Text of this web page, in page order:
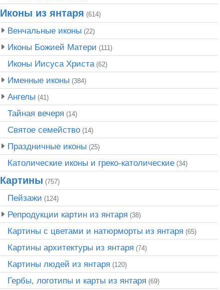
Иконы из янтаря (614)
Венчальные иконы (22)
Иконы Божией Матери (111)
Иконы Иисуса Христа(62)
Именные иконы (384)
Ангелы (41)
Тайная вечеря (14)
Святое семейство(14)
Праздничные иконы (25)
Католические иконы и греко-католические(34)
Картины (757)
Пейзажи (124)
Репродукции картин из янтаря (38)
Картины с цветами и натюрморты из янтаря (65)
Картины архитектуры из янтаря (74)
Картины людей из янтаря (120)
Гербы, логотипы и карты из янтаря (69)